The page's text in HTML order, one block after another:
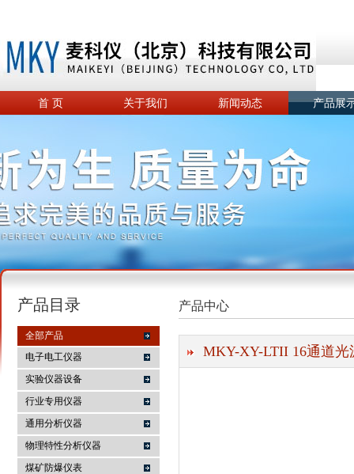
麦科仪（北京）科技有限公司
首 页 关于我们 新闻动态 产品展
产品目录
全部产品
电子电工仪器
实验仪器设备
行业专用仪器
通用分析仪器
物理特性分析仪器
煤矿防爆仪表
产品中心
MKY-XY-LTII 16通道光